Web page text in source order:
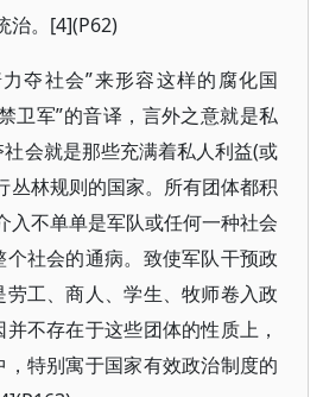
治。[4](P62)
夺社会”来形容这样的腐化国
卫军”的音译，言外之意就是私
会就是那些充满着私人利益(或
丛林规则的国家。所有团体都积
入不单单是军队或任何一种社会
社会的通病。致使军队干预政
工、商人、学生、牧师卷入政
不存在于这些团体的性质上，
特别寓于国家有效政治制度的